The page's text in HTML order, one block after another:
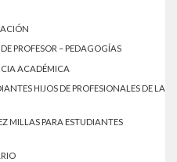
PROFESOR – PEDAGOGÍAS
ACADÉMICA
HIJOS DE PROFESIONALES DE LA
MILLAS PARA ESTUDIANTES